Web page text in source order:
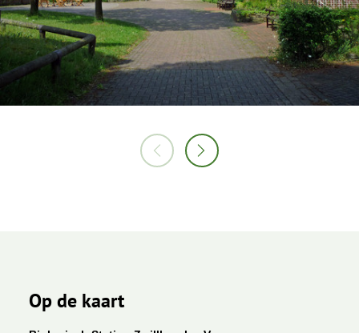
Op de kaart